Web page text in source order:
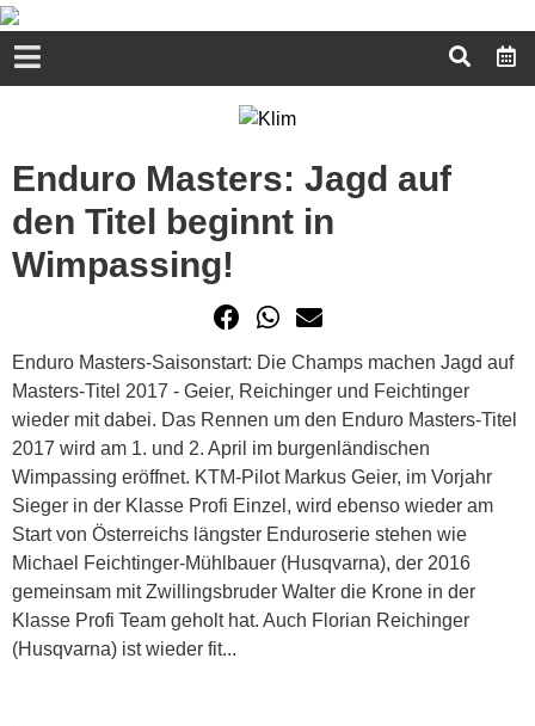
Enduro Masters: Jagd auf
den Titel beginnt in
Wimpassing!
Enduro Masters-Saisonstart: Die Champs machen Jagd auf
Masters-Titel 2017 - Geier, Reichinger und Feichtinger
wieder mit dabei. Das Rennen um den Enduro Masters-Titel
2017 wird am 1. und 2. April im burgenländischen
Wimpassing eröffnet. KTM-Pilot Markus Geier, im Vorjahr
Sieger in der Klasse Profi Einzel, wird ebenso wieder am
Start von Österreichs längster Enduroserie stehen wie
Michael Feichtinger-Mühlbauer (Husqvarna), der 2016
gemeinsam mit Zwillingsbruder Walter die Krone in der
Klasse Profi Team geholt hat. Auch Florian Reichinger
(Husqvarna) ist wieder fit...